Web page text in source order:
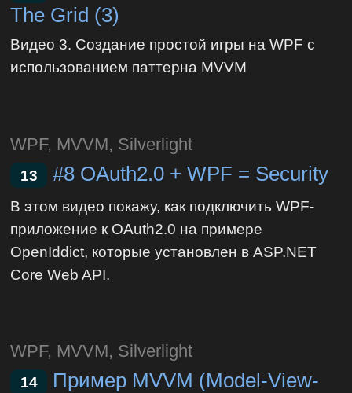
The Grid (3)
Видео 3. Создание простой игры на WPF с
использованием паттерна MVVM
WPF, MVVM, Silverlight
13 #8 OAuth2.0 + WPF = Security
В этом видео покажу, как подключить WPF-
приложение к OAuth2.0 на примере
OpenIddict, которые установлен в ASP.NET
Core Web API.
WPF, MVVM, Silverlight
14
Пример MVVM (Model-View-